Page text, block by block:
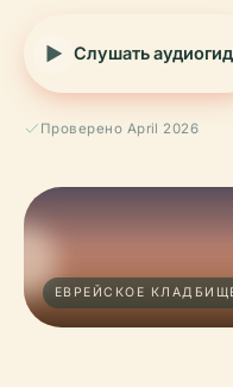
Слушать аудиогид
Проверено April 2026
ЕВРЕЙСКОЕ